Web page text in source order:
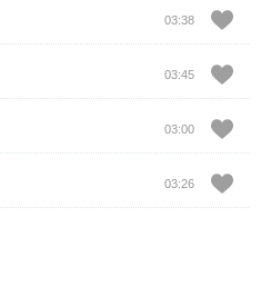
03:38
03:45
03:00
03:26